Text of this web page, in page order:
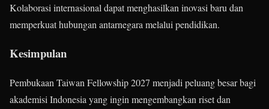
Kolaborasi internasional dapat menghasilkan inovasi baru dan
memperkuat hubungan antarnegara melalui pendidikan.
Kesimpulan
Pembukaan Taiwan Fellowship 2027 menjadi peluang besar bagi
akademisi Indonesia yang ingin mengembangkan riset dan